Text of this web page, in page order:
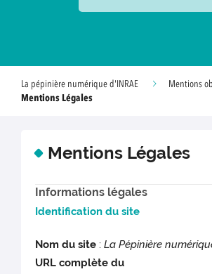
La pépinière numérique d'INRAE
Mentions
Mentions Légales
Mentions Légales
Informations légales
Identification du site
Nom du site :La Pépinière
URL complète du